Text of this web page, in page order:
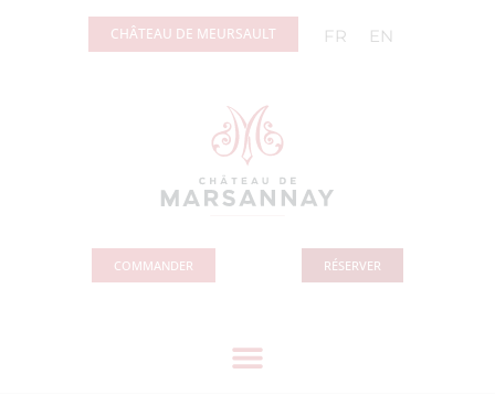
Panneau de gestion des cookies
CHÂTEAU DE MEURSAULT FR EN
COMMANDER RÉSERVER